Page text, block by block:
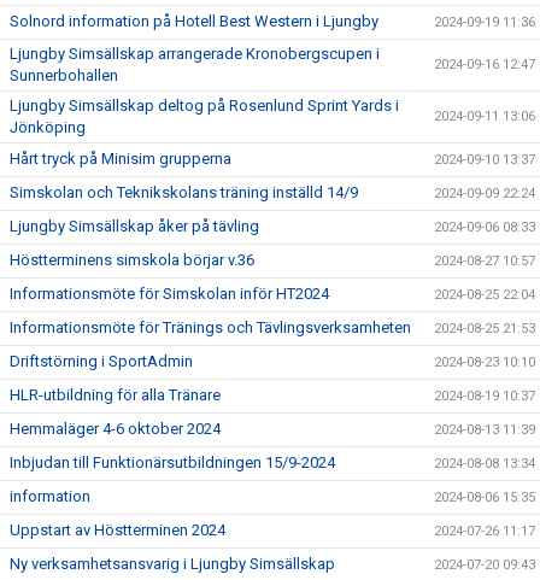
Solnord information på Hotell Best Western i Ljungby 2024-09-19 11:36
Ljungby Simsällskap arrangerade Kronobergscupen i
Sunnerbohallen
2024-09-16 12:47
Ljungby Simsällskap deltog på Rosenlund Sprint Yards i
Jönköping
2024-09-11 13:06
Hårt tryck på Minisim grupperna 2024-09-10 13:37
Simskolan och Teknikskolans träning inställd 14/9 2024-09-09 22:24
Ljungby Simsällskap åker på tävling 2024-09-06 08:33
Höstterminens simskola börjar v.36 2024-08-27 10:57
Informationsmöte för Simskolan inför HT2024 2024-08-25 22:04
Informationsmöte för Tränings och Tävlingsverksamheten 2024-08-25 21:53
Driftstörning i SportAdmin 2024-08-23 10:10
HLR-utbildning för alla Tränare 2024-08-19 10:37
Hemmaläger 4-6 oktober 2024 2024-08-13 11:39
Inbjudan till Funktionärsutbildningen 15/9-2024 2024-08-08 13:34
information 2024-08-06 15:35
Uppstart av Höstterminen 2024 2024-07-26 11:17
Ny verksamhetsansvarig i Ljungby Simsällskap 2024-07-20 09:43